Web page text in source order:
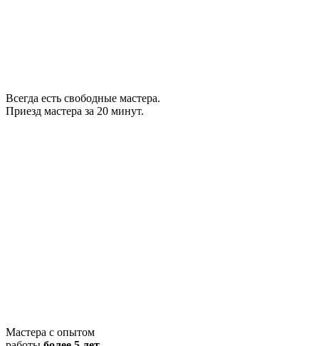
Всегда есть свободные мастера.
Приезд мастера за 20 минут.
Мастера с опытом